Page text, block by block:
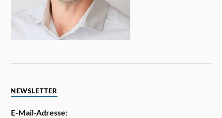
NEWSLETTER
E-Mail-Adresse: